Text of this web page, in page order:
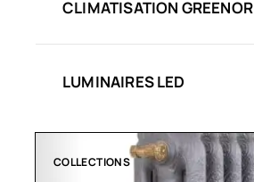
CLIMATISATION GREENOR
LUMINAIRES LED
COLLECTIONS